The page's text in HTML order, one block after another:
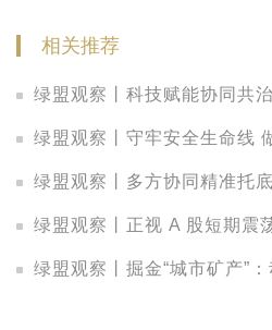
相关推荐
绿盟观察丨科技赋能协同共
绿盟观察丨守牢安全生命线
绿盟观察丨多方协同精准托底 A 股
绿盟观察丨正视 A 股短期震荡波
绿盟观察丨掘金“城市矿产”：动力